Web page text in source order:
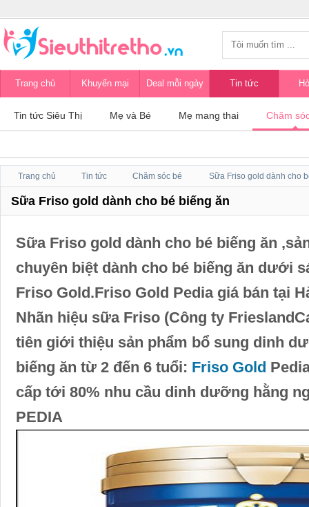
Trang chủ Khuyến mại Deal mỗi ngày Tin tức
Tin tức Siêu Thị Mẹ và Bé Mẹ mang thai Chăm
Trang chủ Tin tức Chăm sóc bé Sữa Friso gold dành cho
Sữa Friso gold dành cho bé biếng ăn
Sữa Friso gold dành cho bé biếng ăn
chuyên biệt dành cho bé biếng ăn dưới
Friso Gold.Friso Gold Pedia giá bán tại
Nhãn hiệu sữa Friso (Công ty
tiên giới thiệu sản phẩm bổ sung dinh
biếng ăn từ 2 đến 6 tuổi: Friso Gold
cấp tới 80% nhu cầu dinh dưỡng hằng
PEDIA